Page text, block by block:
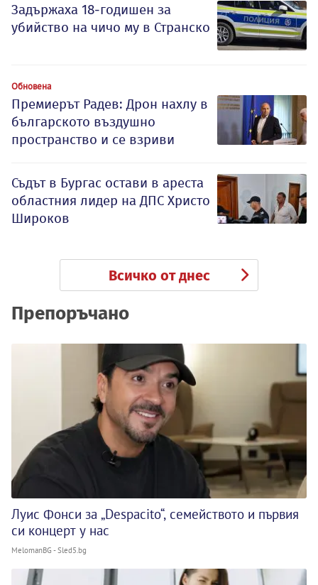
Задържаха 18-годишен за
убийство на чичо му в Странско
Обновена
Премиерът Радев: Дрон нахлу в
българското въздушно
пространство и се взриви
Съдът в Бургас остави в ареста
областния лидер на ДПС Христо
Широков
Всичко от днес
Препоръчано
Луис Фонси за „Despacito“, семейството и първия
си концерт у нас
MelomanBG - Sled5.bg